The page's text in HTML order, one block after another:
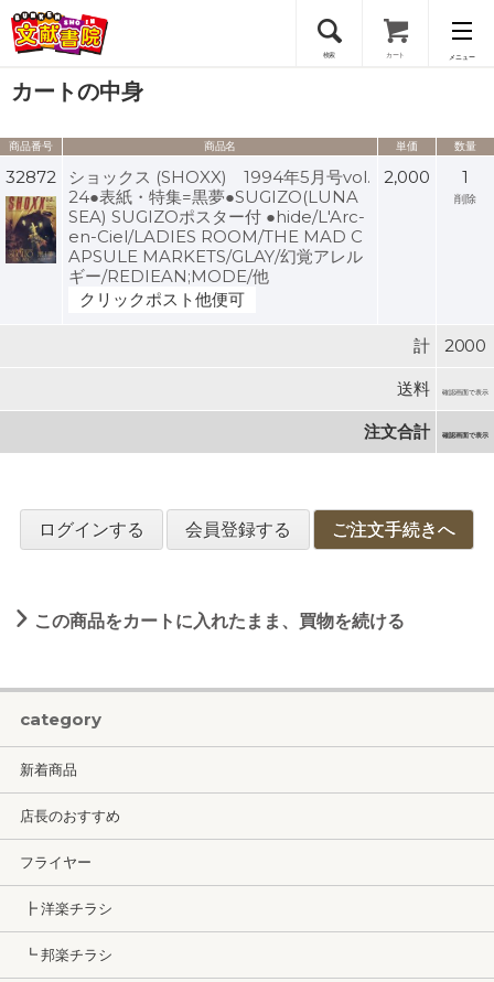
検索 カート メニュー
会員登録
ログイン
カートの中身
商品番号 商品名 単価 数量
32872
ショックス (SHOXX) 1994年5月号vol.
24●表紙・特集=黒夢●SUGIZO(LUNA
SEA) SUGIZOポスター付 ●hide/L'Arc-
en-Ciel/LADIES ROOM/THE MAD C
APSULE MARKETS/GLAY/幻覚アレル
ギー/REDIEAN;MODE/他
クリックポスト他便可
2,000 1
削除
計 2000
送料 確認画面で表示
注文合計 確認画面で表示
ログインする 会員登録する ご注文手続きへ
この商品をカートに入れたまま、買物を続ける
category
新着商品
店長のおすすめ
フライヤー
┣ 洋楽チラシ
┗ 邦楽チラシ